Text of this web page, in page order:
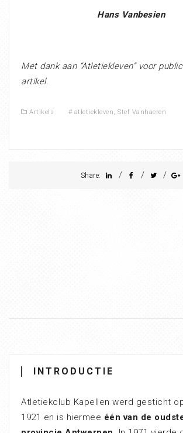
Hans Vanbesien
Met dank aan “Atletiekleven” voor
artikel.
Artikels # atletiekleven, Stef Vanhaeren
Share: / / /
INTRODUCTIE
Atletiekclub Kapellen werd gesticht
1921 en is hiermee één van de